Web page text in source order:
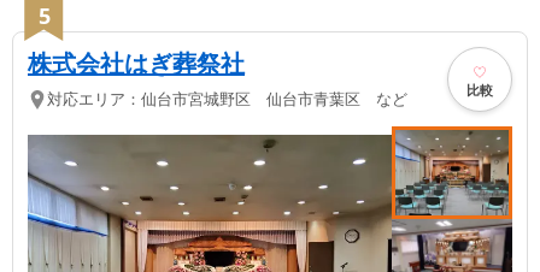
5
株式会社はぎ葬祭社
対応エリア： 仙台市宮城野区 仙台市青葉区 など 比較